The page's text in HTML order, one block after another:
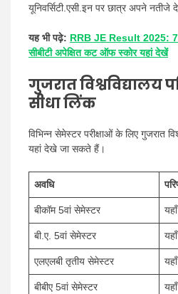
यूनिवर्सिटी.एसी.इन पर छात्र अपने
यह भी पढ़े: RRB JE Result 2025:
सीबीटी अपेक्षित कट ऑफ स्कोर यहां देखें
गुजरात विश्वविद्यालय
सीधा लिंक
विभिन्न सेमेस्टर परीक्षाओं के लिए गुजरात
यहां देखे जा सकते हैं।
अवधि
बीकॉम 5वां सेमेस्टर
बी.ए. 5वां सेमेस्टर
एलएलबी तृतीय सेमेस्टर
बीबीए 5वां सेमेस्टर